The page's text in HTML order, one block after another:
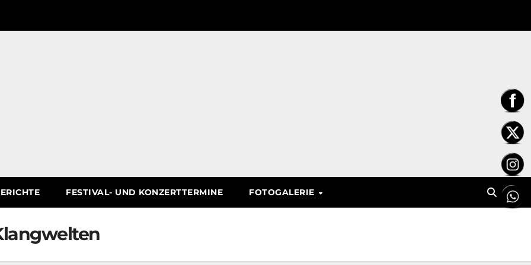
FESTIVAL- UND KONZERTTERMINE FOTOGALERIE